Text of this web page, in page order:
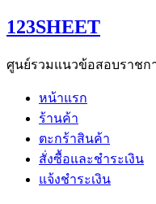
Skip
to
123SHEET
ศูนย์รวมแนวข้อสอบราชก
หน้าแรก
ร้านค้า
ตะกร้าสินค้า
สั่งซื้อและชำระเงิน
แจ้งชำระเงิน